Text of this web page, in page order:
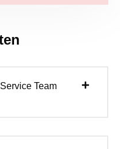
Team